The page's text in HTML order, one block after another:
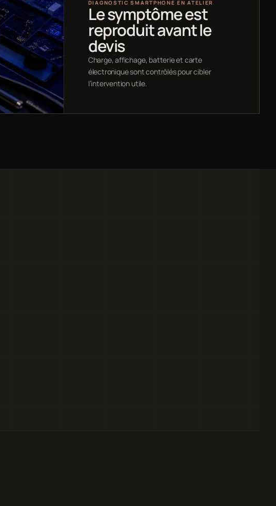
DIAGNOSTIC SMARTPHONE EN ATELIER
Le symptôme est
reproduit avant le
devis
Charge, affichage, batterie et carte
électronique sont contrôlés pour cibler
l’intervention utile.